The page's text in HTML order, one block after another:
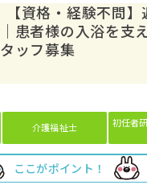
【資格・経験不問
｜患者様の入浴を支
タッフ募集
介護福祉士
初任者
ここがポイント！